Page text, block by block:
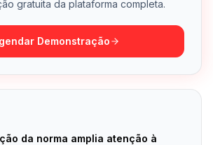
gratuita da plataforma completa.
Demonstração
da norma amplia atenção à